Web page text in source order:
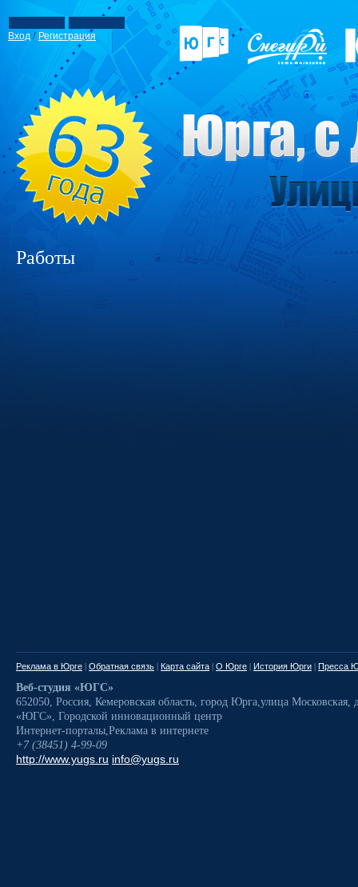
Вход / Регистрация
Работы
Реклама в Юрге | Обратная связь | Карта сайта | О Юрге | История Юрги | Пресса
Веб-студия «ЮГС»
652050, Россия, Кемеровская область, город Юрга,улица Московская,
«ЮГС», Городской инновационный центр
Интернет-порталы,Реклама в интернете
+7 (38451) 4-99-09
http://www.yugs.ru info@yugs.ru